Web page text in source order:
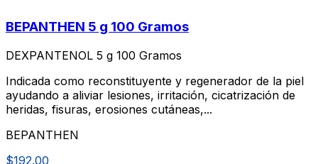
BEPANTHEN 5 g 100 Gramos
DEXPANTENOL 5 g 100 Gramos
Indicada como reconstituyente y regenerador de la piel
ayudando a aliviar lesiones, irritación, cicatrización de
heridas, fisuras, erosiones cutáneas,...
BEPANTHEN
$192.00